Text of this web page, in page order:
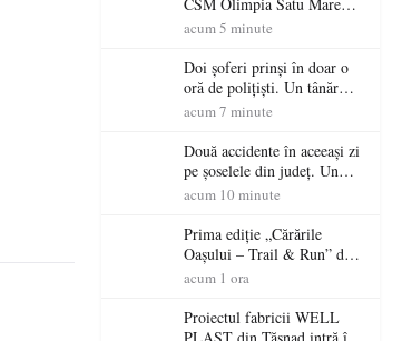
începe aventura în Cupa
acum 5 minute
Doi șoferi prinși în doar o
oră de polițiști. Un tânăr
conducea băut, iar un
cu permisul suspendat
acum 7 minute
Două accidente în aceeași zi
pe șoselele din județ. Un
șofer rănit la Ciuperceni, iar
și fără permis, s-a răsturnat
la Bixad
acum 10 minute
Prima ediție „Cărările
Oașului – Trail & Run” dă
startul înscrierilor. Două zile
comunității în Țara Oașului
acum 1 ora
Proiectul fabricii WELL